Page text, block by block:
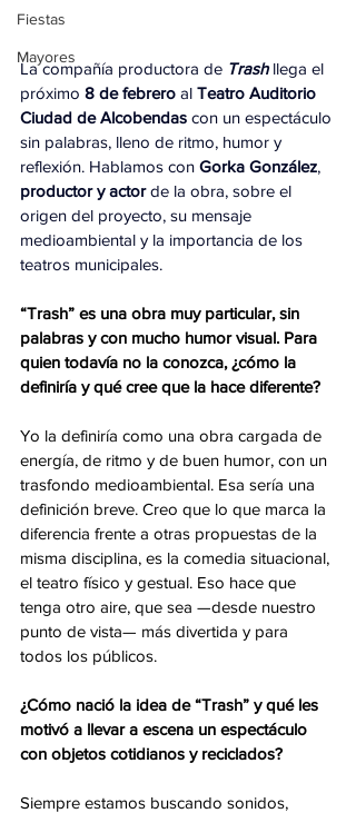
Fiestas
Mayores
La compañía productora de Trash llega el
próximo 8 de febrero al Teatro Auditorio
Ciudad de Alcobendas con un espectáculo
sin palabras, lleno de ritmo, humor y
reflexión. Hablamos con Gorka González,
productor y actor de la obra, sobre el
origen del proyecto, su mensaje
medioambiental y la importancia de los
teatros municipales.
“Trash” es una obra muy particular, sin
palabras y con mucho humor visual. Para
quien todavía no la conozca, ¿cómo la
definiría y qué cree que la hace diferente?
Yo la definiría como una obra cargada de
energía, de ritmo y de buen humor, con un
trasfondo medioambiental. Esa sería una
definición breve. Creo que lo que marca la
diferencia frente a otras propuestas de la
misma disciplina, es la comedia situacional,
el teatro físico y gestual. Eso hace que
tenga otro aire, que sea —desde nuestro
punto de vista— más divertida y para
todos los públicos.
¿Cómo nació la idea de “Trash” y qué les
motivó a llevar a escena un espectáculo
con objetos cotidianos y reciclados?
Siempre estamos buscando sonidos,